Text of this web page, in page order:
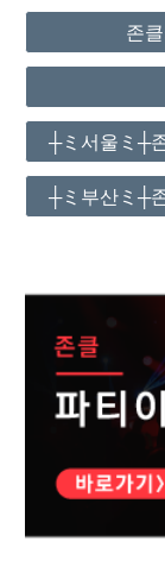
존
┼ミ서울ミ┼
┼ミ부산ミ┼